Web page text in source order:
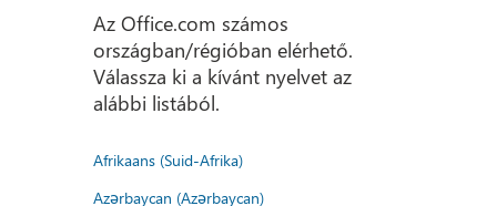
Az Office.com számos
országban/régióban elérhető.
Válassza ki a kívánt nyelvet az
alábbi listából.
Afrikaans (Suid-Afrika)
Azərbaycan (Azərbaycan)